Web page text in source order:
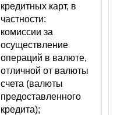
кредитных карт, в
частности:
комиссии за
осуществление
операций в валюте,
отличной от валюты
счета (валюты
предоставленного
кредита);